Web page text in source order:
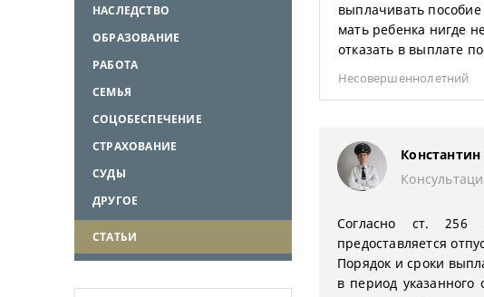
НАСЛЕДСТВО
ОБРАЗОВАНИЕ
РАБОТА
СЕМЬЯ
СОЦОБЕСПЕЧЕНИЕ
СТРАХОВАНИЕ
СУДЫ
ДРУГОЕ
СТАТЬИ
выплачивать
мать ребенка нигде
отказать в выплате
Несовершеннолетний
Согласно ст. 256
предоставляется
Порядок и сроки
в период